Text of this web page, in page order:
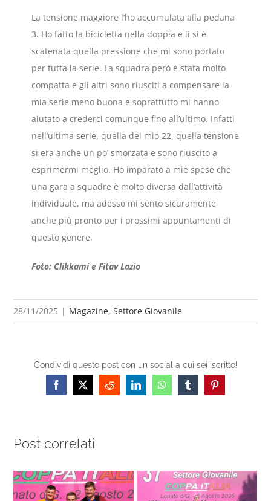
La tensione maggiore l’ho accumulata alla pedana
3. Ho fatto la bicicletta nella doppia e lì si è
scatenata quella pressione che mi sono portato
per tutta la serie. La squadra però è stata molto
compatta e gli altri sono riusciti a compensare la
mia serie meno buona e soprattutto mi hanno
aiutato a crederci comunque fino all’ultimo. Infatti
nell’ultima serie, quella del mio 22, quella tensione
si era anche un po’ smorzata e sono riuscito a
esprimermi meglio. Ho imparato a mie spese che
una gara a squadre è molto diversa dall’attività
individuale, ma adesso mi sento sicuramente
anche più pronto per i prossimi appuntamenti di
questo genere.
Foto: Clikkami e Fitav Lazio
28/11/2025 | Magazine,Settore Giovanile
Condividi questo post con un social a cui sei iscritto!
Facebook
X RedditLinkedInWhatsAppTumblrPinterest
Post correlati